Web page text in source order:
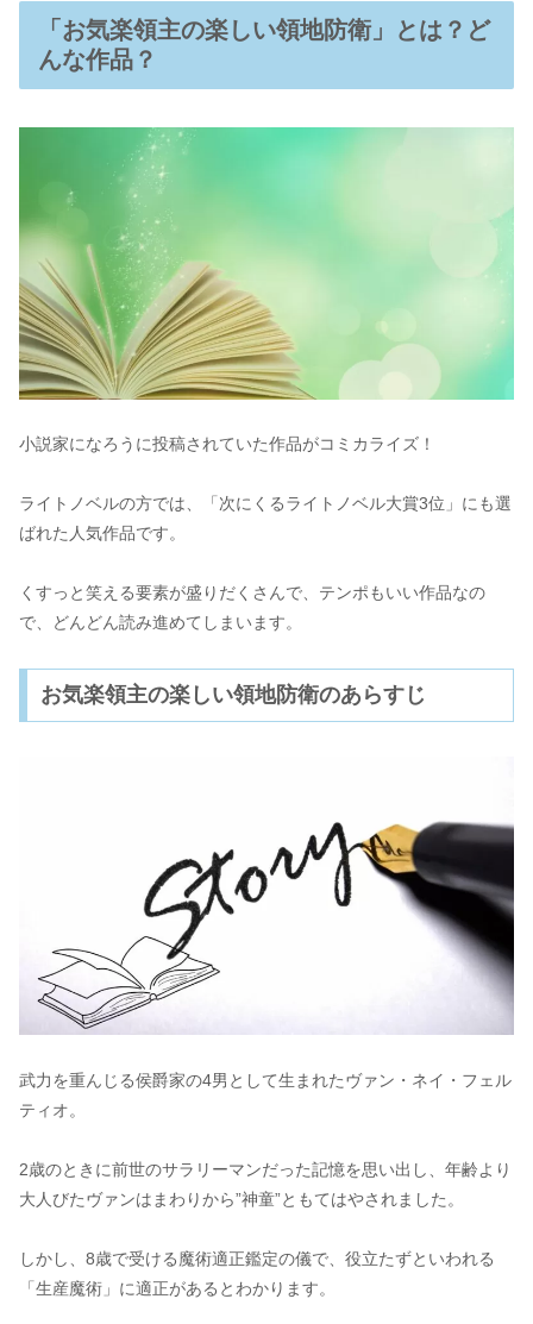
「お気楽領主の楽しい領地防衛」とは？ど
んな作品？
小説家になろうに投稿されていた作品がコミカライズ！
ライトノベルの方では、「次にくるライトノベル大賞3位」にも選
ばれた人気作品です。
くすっと笑える要素が盛りだくさんで、テンポもいい作品なの
で、どんどん読み進めてしまいます。
お気楽領主の楽しい領地防衛のあらすじ
武力を重んじる侯爵家の4男として生まれたヴァン・ネイ・フェル
ティオ。
2歳のときに前世のサラリーマンだった記憶を思い出し、年齢より
大人びたヴァンはまわりから”神童”ともてはやされました。
しかし、8歳で受ける魔術適正鑑定の儀で、役立たずといわれる
「生産魔術」に適正があるとわかります。